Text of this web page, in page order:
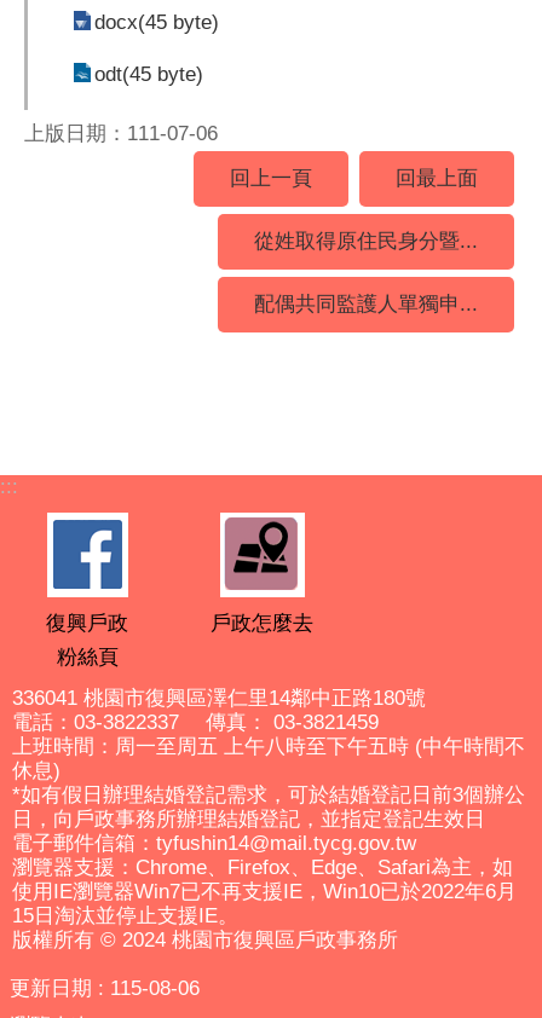
docx(45 byte)
odt(45 byte)
上版日期：111-07-06
回上一頁
回最上面
從姓取得原住民身分暨...
配偶共同監護人單獨申...
:::
復興戶政
粉絲頁
戶政怎麼去
336041 桃園市復興區澤仁里14鄰中正路180號
電話：03-3822337 傳真： 03-3821459
上班時間：周一至周五 上午八時至下午五時 (中午時間不
休息)
*如有假日辦理結婚登記需求，可於結婚登記日前3個辦公
日，向戶政事務所辦理結婚登記，並指定登記生效日
電子郵件信箱：tyfushin14@mail.tycg.gov.tw
瀏覽器支援：Chrome、Firefox、Edge、Safari為主，如
使用IE瀏覽器Win7已不再支援IE，Win10已於2022年6月
15日淘汰並停止支援IE。
版權所有 © 2024 桃園市復興區戶政事務所
更新日期
115-08-06